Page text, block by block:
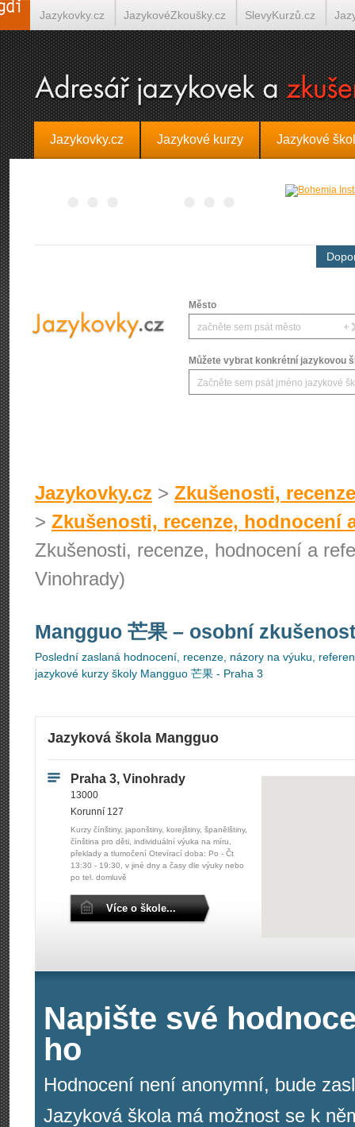
Jazykovky.cz Jazykové kurzy Jazykové
Město
Můžete vybrat konkrétní jazykovou
Jazykovky.cz > Zkušenosti,
> Zkušenosti, recenze, hodnocení
Zkušenosti, recenze, hodnocení a
Vinohrady)
Mangguo 芒果 – osobní
Poslední zaslaná hodnocení, recenze, názory na výuku,
jazykové kurzy školy Mangguo 芒果 - Praha 3
Jazyková škola Mangguo
Praha 3, Vinohrady
13000
Korunní 127
Kurzy čínštiny, japonštiny, korejštiny, španělštiny,
čínština pro děti, individuální výuka na míru,
překlady a tlumočení Otevírací doba: Po - Čt
13:30 - 19:30, v jiné dny a časy dle výuky nebo
po tel. domluvě
Více o škole...
Napište své
ho
Hodnocení není anonymní, bude
Jazyková škola má možnost se k
Jazykovky.cz JazykovéZkoušky.cz SlevyKurzů.cz
Španělština on-line Italština on-line Tlumočení-